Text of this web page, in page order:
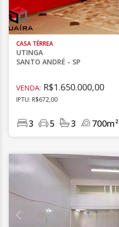
CASA TÉRREA
UTINGA
SANTO ANDRÉ - SP
VENDA: R$1.650.000,00
IPTU: R$672,00
3 5 3 700m²